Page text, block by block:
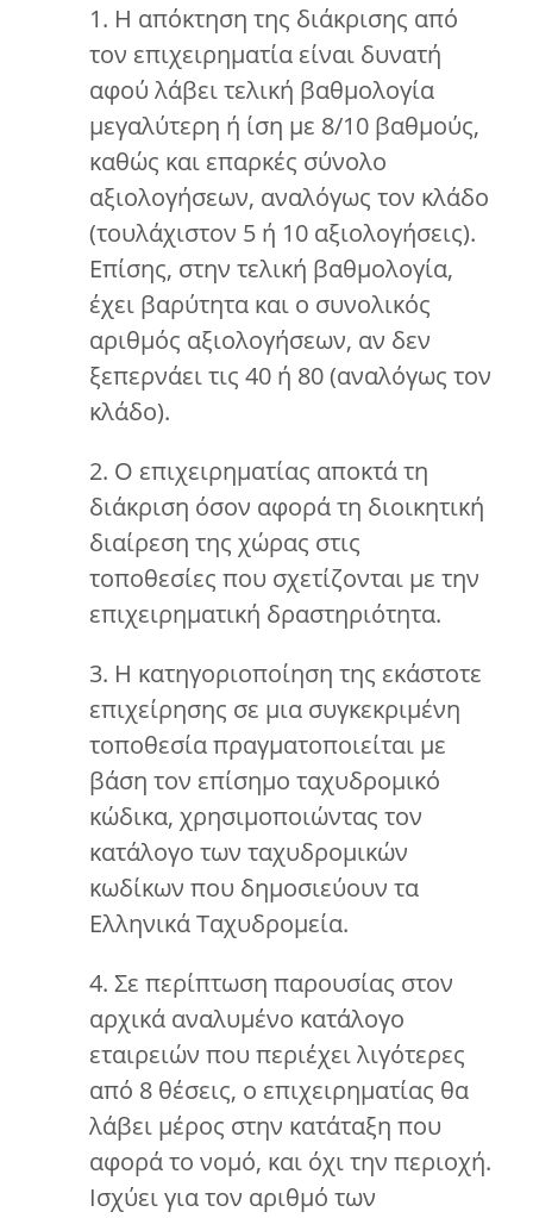
1. Η απόκτηση της διάκρισης από
τον επιχειρηματία είναι δυνατή
αφού λάβει τελική βαθμολογία
μεγαλύτερη ή ίση με 8/10 βαθμούς,
καθώς και επαρκές σύνολο
αξιολογήσεων, αναλόγως τον κλάδο
(τουλάχιστον 5 ή 10 αξιολογήσεις).
Επίσης, στην τελική βαθμολογία,
έχει βαρύτητα και ο συνολικός
αριθμός αξιολογήσεων, αν δεν
ξεπερνάει τις 40 ή 80 (αναλόγως τον
κλάδο).
2. Ο επιχειρηματίας αποκτά τη
διάκριση όσον αφορά τη διοικητική
διαίρεση της χώρας στις
τοποθεσίες που σχετίζονται με την
επιχειρηματική δραστηριότητα.
3. Η κατηγοριοποίηση της εκάστοτε
επιχείρησης σε μια συγκεκριμένη
τοποθεσία πραγματοποιείται με
βάση τον επίσημο ταχυδρομικό
κώδικα, χρησιμοποιώντας τον
κατάλογο των ταχυδρομικών
κωδίκων που δημοσιεύουν τα
Ελληνικά Ταχυδρομεία.
4. Σε περίπτωση παρουσίας στον
αρχικά αναλυμένο κατάλογο
εταιρειών που περιέχει λιγότερες
από 8 θέσεις, ο επιχειρηματίας θα
λάβει μέρος στην κατάταξη που
αφορά το νομό, και όχι την περιοχή.
Ισχύει για τον αριθμό των